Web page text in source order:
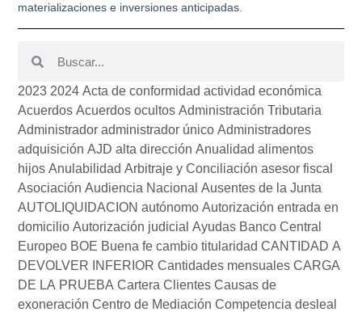
materializaciones e inversiones anticipadas.
2023 2024 Acta de conformidad actividad económica
Acuerdos Acuerdos ocultos Administración Tributaria
Administrador administrador único Administradores
adquisición AJD alta dirección Anualidad alimentos
hijos Anulabilidad Arbitraje y Conciliación asesor fiscal
Asociación Audiencia Nacional Ausentes de la Junta
AUTOLIQUIDACION autónomo Autorización entrada en
domicilio Autorización judicial Ayudas Banco Central
Europeo BOE Buena fe cambio titularidad CANTIDAD A
DEVOLVER INFERIOR Cantidades mensuales CARGA
DE LA PRUEBA Cartera Clientes Causas de
exoneración Centro de Mediación Competencia desleal